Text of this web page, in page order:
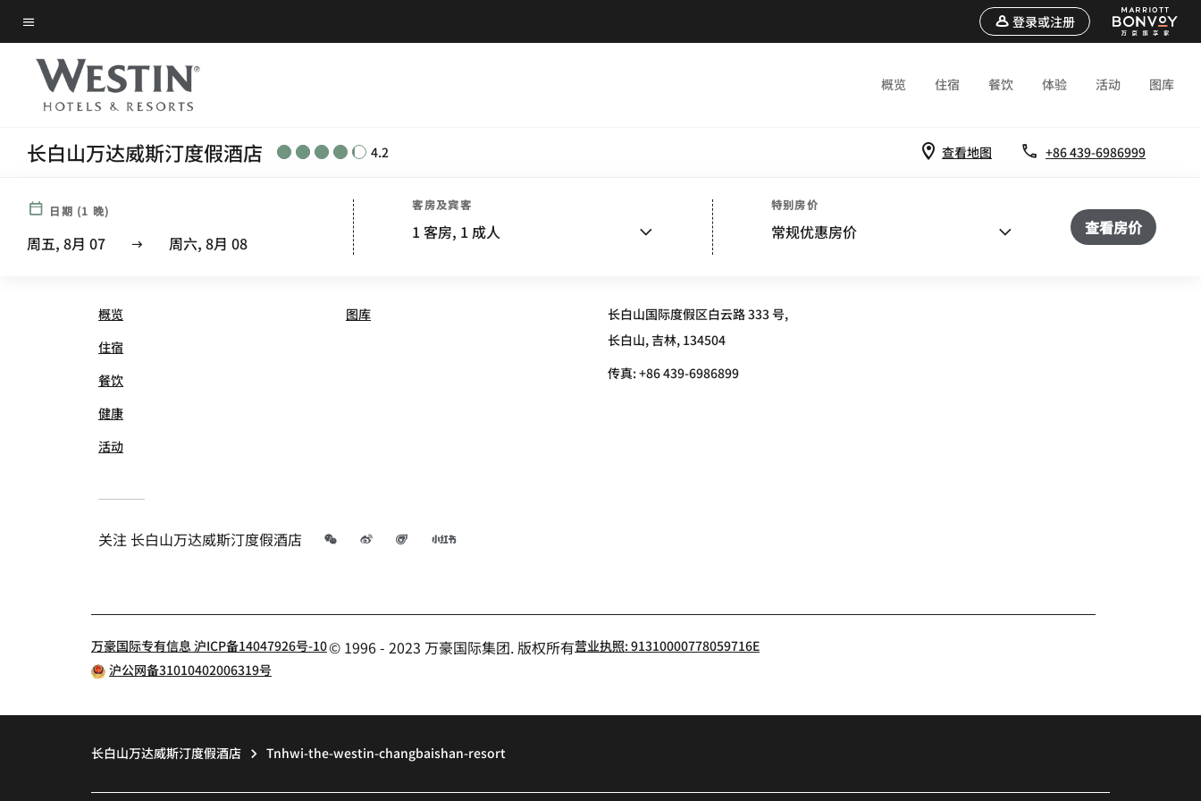
Skip
to
main
content
菜单文本
登录或注册
概览 住宿 餐饮 体验 活动 图库
长白山万达威斯汀度假酒店 4.2 查看地图 +86 439-6986999
日期 (1 晚)
周五, 8月 07 周六, 8月 08
客房及宾客
1 客房, 1 成人
特别房价
常规优惠房价 查看房价
THE WESTIN CHANGBAISHAN RESORT
概览
住宿
餐饮
健康
活动
图库
长白山国际度假区白云路 333 号,
长白山, 吉林, 134504
传真:+86 439-6986899
关注长白山万达威斯汀度假酒店 微信 微博 飞猪 小红书
万豪国际专有信息 沪ICP备14047926号-10© 1996 - 2023 万豪国际集团. 版权所有营业执照: 91310000778059716E
沪公网备31010402006319号
长白山万达威斯汀度假酒店 Tnhwi-the-westin-changbaishan-resort